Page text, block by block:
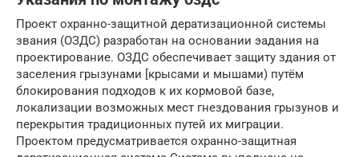
Проект охранно-защитной дератизационной системы
звания (ОЗДС) разработан на основании эадания на
проектирование. ОЗДС обеспечивает защиту здания от
заселения грызунами [крысами и мышами) путём
блокирования подходов к их кормовой базе,
локализации возможных мест гнездования грызунов и
перекрытия традиционных путей их миграции.
Проектом предусматривается охранно-защитная